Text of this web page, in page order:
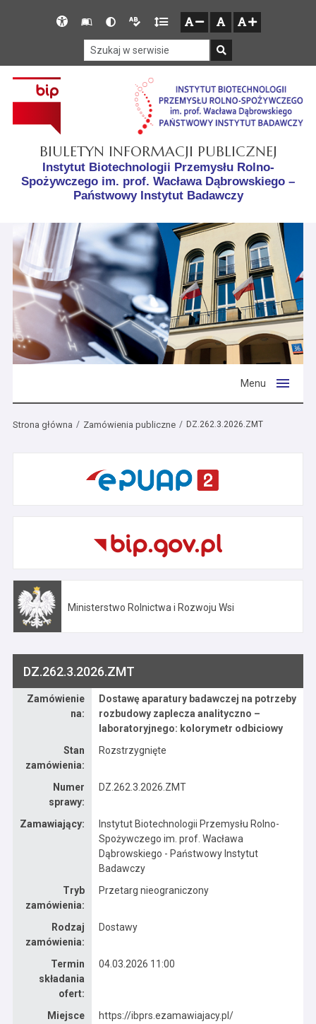
Przejdź do głównego menu
Przejdź do treści
Przejdź do mapy serwisu
Deklaracja
SłownikWersjaWersja
tekstowa
Gęstość
tekstu
BIULETYN INFORMACJI PUBLICZNEJ
Instytut Biotechnologii Przemysłu Rolno-
Spożywczego im. prof. Wacława Dąbrowskiego –
Państwowy Instytut Badawczy
Menu
Strona główna Zamówienia publiczne DZ.262.3.2026.ZMT
Ministerstwo Rolnictwa i Rozwoju Wsi
DZ.262.3.2026.ZMT
Zamówienie
na:
Dostawę aparatury badawczej na potrzeby
rozbudowy zaplecza analityczno –
laboratoryjnego: kolorymetr odbiciowy
Stan
zamówienia:
Rozstrzygnięte
Numer
sprawy:
DZ.262.3.2026.ZMT
Zamawiający:
Instytut Biotechnologii Przemysłu Rolno-
Spożywczego im. prof. Wacława
Dąbrowskiego - Państwowy Instytut
Badawczy
Tryb
zamówienia:
Przetarg nieograniczony
Rodzaj
zamówienia:
Dostawy
Termin
składania
ofert:
04.03.2026 11:00
Miejsce
https://ibprs.ezamawiajacy.pl/